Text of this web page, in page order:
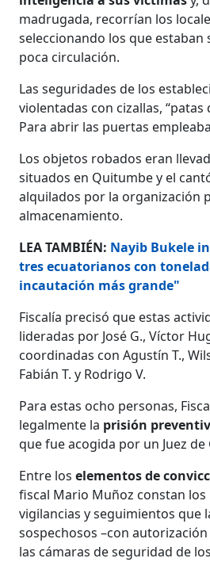
madrugada, recorrían los
seleccionando los que estaban
poca circulación.
Las seguridades de los
violentadas con cizallas, “patas
Para abrir las puertas
Los objetos robados eran
situados en Quitumbe y el
alquilados por la organización
almacenamiento.
LEA TAMBIÉN: Nayib Bukele
tres ecuatorianos con
incautación más grande"
Fiscalía precisó que estas
lideradas por José G., Víctor
coordinadas con Agustín T.,
Fabián T. y Rodrigo V.
Para estas ocho personas,
legalmente la prisión
que fue acogida por un Juez de
Entre loselementos de
fiscal Mario Muñoz constan
vigilancias y seguimientos que
sospechosos –con
las cámaras de seguridad de